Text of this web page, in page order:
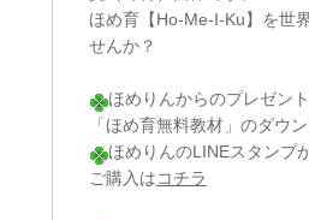
ほめ育【Ho-Me-I-Ku】を世
せんか？
ほめりんからのプレゼント
「ほめ育無料教材」のダウ
ほめりんのLINEスタンプ
ご購入はコチラ